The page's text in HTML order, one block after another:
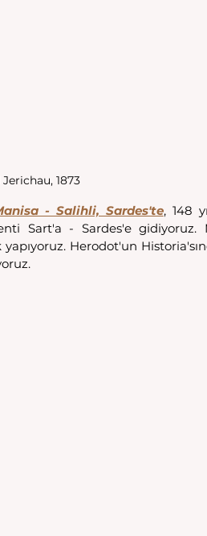
1873
- Salihli, Sardes'te, 148
Sart'a - Sardes'e gidiyoruz.
Herodot'un